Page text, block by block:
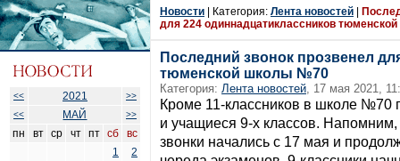
<< 2021
>>
<<
МАЙ >>
пн вт ср чт пт сб
вс
1
2
Новости | Категория: Лента новостей
для 224 одиннадцатиклассников
Последний звонок прозвенел
тюменской школы №70
Категория: Лента новостей, 17 мая 2021,
Кроме 11-классников в школе №70
и учащиеся 9-х классов.
звонки начались с 17 мая и